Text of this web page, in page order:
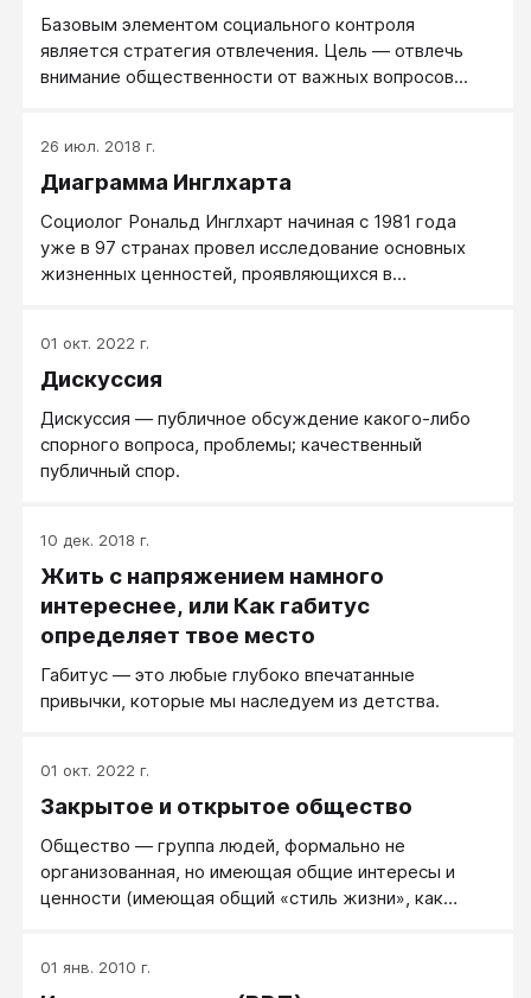
Базовым элементом социального контроля
является стратегия отвлечения. Цель — отвлечь
внимание общественности от важных вопросов...
26 июл. 2018 г.
Диаграмма Инглхарта
Социолог Рональд Инглхарт начиная с 1981 года
уже в 97 странах провел исследование основных
жизненных ценностей, проявляющихся в
01 окт. 2022 г.
Дискуссия
Дискуссия ― публичное обсуждение какого-либо
спорного вопроса, проблемы; качественный
публичный спор.
10 дек. 2018 г.
Жить с напряжением намного
интереснее, или Как габитус
определяет твое место
Габитус — это любые глубоко впечатанные
привычки, которые мы наследуем из детства.
01 окт. 2022 г.
Закрытое и открытое общество
Общество — группа людей, формально не
организованная, но имеющая общие интересы и
ценности (имеющая общий «стиль жизни», как
основные ценностные ориентации от какого-либо
01 янв. 2010 г.